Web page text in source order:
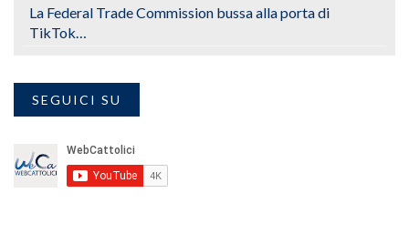
La Federal Trade Commission bussa alla porta di
TikTok…
SEGUICI SU